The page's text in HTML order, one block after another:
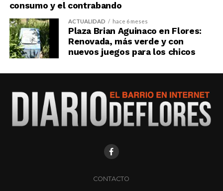
consumo y el contrabando
ACTUALIDAD hace 6 meses
Plaza Brian Aguinaco en Flores:
Renovada, más verde y con
nuevos juegos para los chicos
CONTACTO